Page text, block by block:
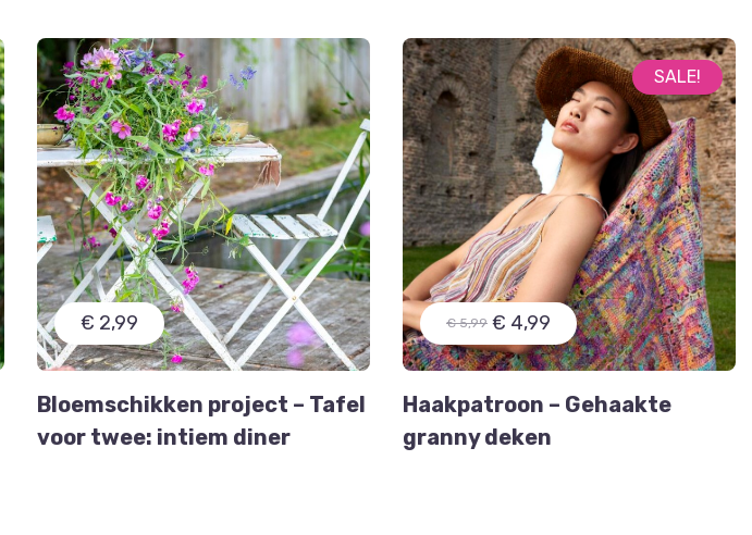
€ 2,99
Bloemschikken project – Tafel
voor twee: intiem diner
SALE!
€ 5,99 € 4,99
Haakpatroon – Gehaakte
granny deken